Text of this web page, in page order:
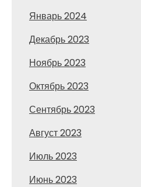
Январь 2024
Декабрь 2023
Ноябрь 2023
Октябрь 2023
Сентябрь 2023
Август 2023
Июль 2023
Июнь 2023